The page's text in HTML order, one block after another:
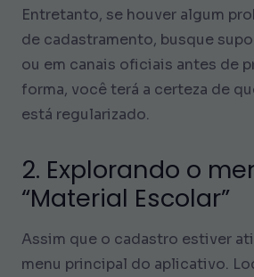
Entretanto, se houver algum
de cadastramento, busque
ou em canais oficiais antes de
forma, você terá a certeza de
está regularizado.
2. Explorando o
“Material Escolar”
Assim que o cadastro estiver
menu principal do aplicativo.